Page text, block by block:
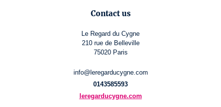
Contact us
Le Regard du Cygne
210 rue de Belleville
75020 Paris
info@leregarducygne.com
0143585593
leregarducygne.com